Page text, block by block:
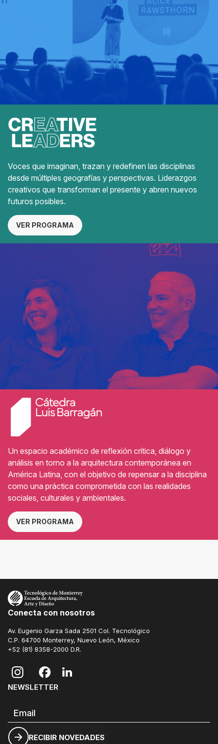
Voces que imaginan, trazan y redefinen las disciplinas
desde múltiples geografías y perspectivas. Liderazgos
creativos que transforman el presente y abren nuevos
futuros posibles.
VER PROGRAMA
Un espacio académico de reflexión crítica, diálogo y
análisis en torno a la arquitectura contemporánea en
América Latina, con el objetivo de repensar a la disciplina
como una práctica comprometida con las realidades
sociales, culturales y ambientales.
VER PROGRAMA
Conecta con nosotros
Av. Eugenio Garza Sada 2501 Col. Tecnológico
C.P. 64700 Monterrey, Nuevo León, México
+52 (81) 8358-2000 D.R.
NEWSLETTER
Correo electrónico
RECIBIR NOVEDADES